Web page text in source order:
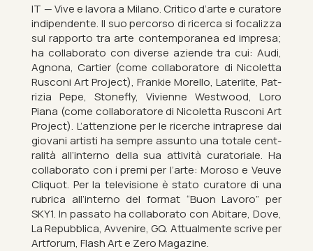
IT — Vive e la­vora a Mil­ano. Critico d’arte e cur­atore
in­di­pendente. Il suo per­corso di ricerca si fo­calizza
sul rap­porto tra arte con­tem­por­anea ed im­presa;
ha col­lab­or­ato con di­verse aziende tra cui: Audi,
Ag­nona, Cartier (come col­lab­or­atore di Nicoletta
Rusconi Art Pro­ject), Frankie Mo­rello, Laterl­ite, Pat­
rizia Pepe, Stone­fly, Vivi­enne West­wood, Loro
Piana (come col­lab­or­atore di Nicoletta Rusconi Art
Pro­ject). L’at­ten­zione per le ricer­che in­trap­rese dai
giovani artisti ha sempre as­sunto una totale cent­
ralità all’in­terno della sua at­tività cur­at­oriale. Ha
col­lab­or­ato con i premi per l’arte: Mor­oso e Veuve
Cliquot. Per la tele­vi­sione è stato cur­atore di una
rub­rica all’in­terno del format “Buon La­voro” per
SKY1. In pas­sato ha col­lab­or­ato con Abit­are, Dove,
La Re­pub­blica, Avvenire, GQ. At­tu­al­mente scrive per
Art­forum, Flash Art e Zero Magazine.